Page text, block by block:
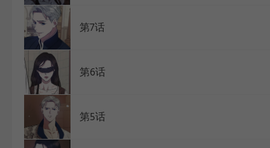
第7话
第6话
第5话